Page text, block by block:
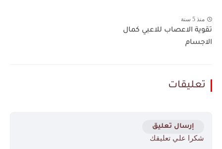
منذ 5 سنة
تقوية الاعصاب للاعبي كمال
الاجسام
تعليقات
إرسال تعليق
شكرا علي تعليقك